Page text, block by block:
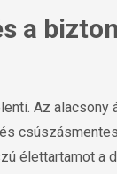
a
Az alacsony
élettartamot a